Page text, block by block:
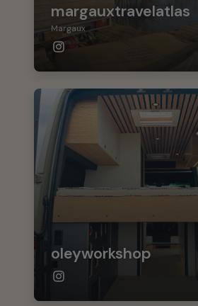
margauxtravelatlas
Margaux
oleyworkshop